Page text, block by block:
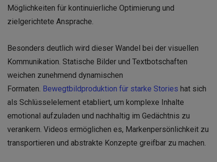
Möglichkeiten für kontinuierliche Optimierung und
zielgerichtete Ansprache.
Besonders deutlich wird dieser Wandel bei der visuellen
Kommunikation. Statische Bilder und Textbotschaften
weichen zunehmend dynamischen
Formaten. Bewegtbildproduktion für starke Stories hat sich
als Schlüsselelement etabliert, um komplexe Inhalte
emotional aufzuladen und nachhaltig im Gedächtnis zu
verankern. Videos ermöglichen es, Markenpersönlichkeit zu
transportieren und abstrakte Konzepte greifbar zu machen.